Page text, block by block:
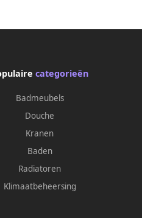
categorieën
Badmeubels
Douche
Kranen
Baden
Radiatoren
Klimaatbeheersing